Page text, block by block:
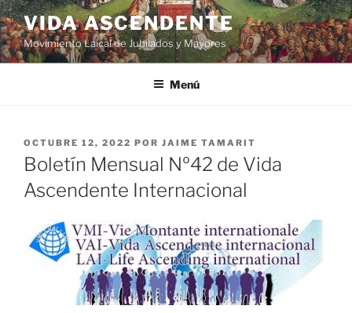
VIDA ASCENDENTE
Movimiento Laical de Jubilados y Mayores
Menú
OCTUBRE 12, 2022 POR JAIME TAMARIT
Boletín Mensual Nº42 de Vida
Ascendente Internacional